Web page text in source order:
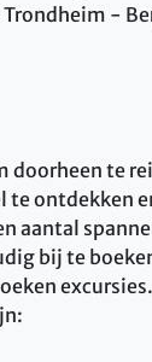
-
doorheen te
ontdekken
aantal
bij te
excursies.